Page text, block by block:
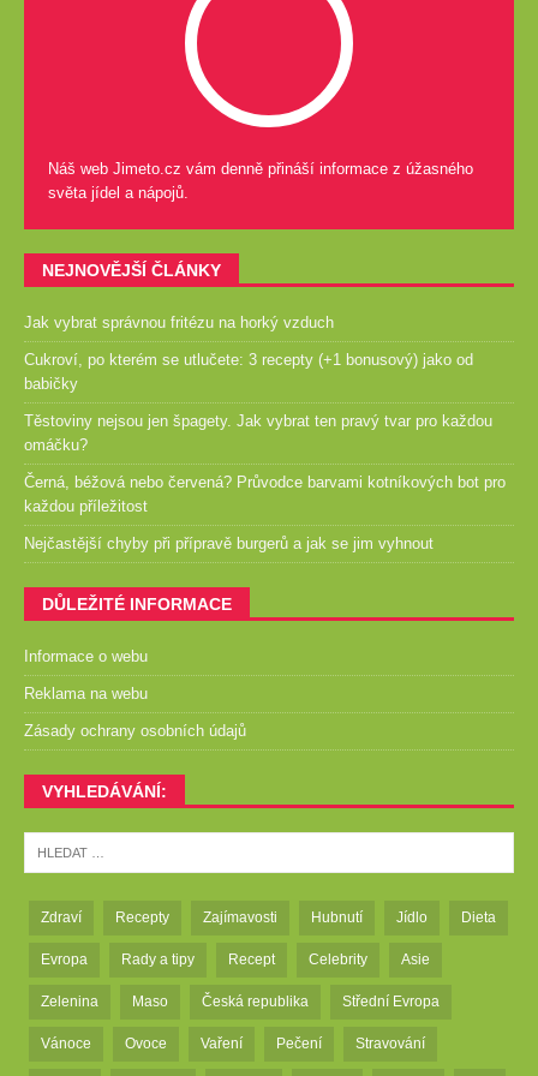
Náš web Jimeto.cz vám denně přináší informace z úžasného
světa jídel a nápojů.
NEJNOVĚJŠÍ ČLÁNKY
Jak vybrat správnou fritézu na horký vzduch
Cukroví, po kterém se utlučete: 3 recepty (+1 bonusový) jako od
babičky
Těstoviny nejsou jen špagety. Jak vybrat ten pravý tvar pro každou
omáčku?
Černá, béžová nebo červená? Průvodce barvami kotníkových bot pro
každou příležitost
Nejčastější chyby při přípravě burgerů a jak se jim vyhnout
DŮLEŽITÉ INFORMACE
Informace o webu
Reklama na webu
Zásady ochrany osobních údajů
VYHLEDÁVÁNÍ:
Zdraví Recepty Zajímavosti Hubnutí Jídlo Dieta
Evropa Rady a tipy Recept Celebrity Asie
Zelenina Maso Česká republika Střední Evropa
Vánoce Ovoce Vaření Pečení Stravování